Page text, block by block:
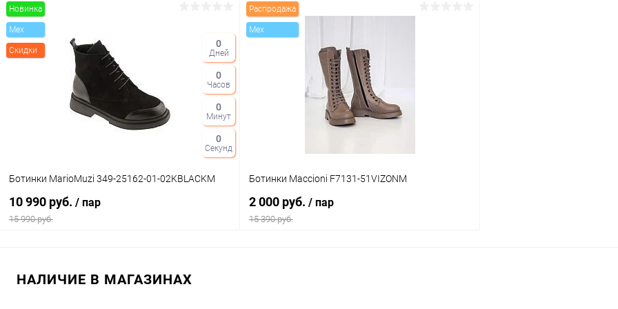
Купить в 1 клик
В избранное
Купить в 1 клик
В избранное
Новинка
Mex
Скидки
0
Дней
0
Часов
0
Минут
0
Секунд
Ботинки MarioMuzi 349-25162-01-02KBLACKM
10 990 руб. / пар
15 990 руб.
Распродажа
Mex
Ботинки Maccioni F7131-51VIZONM
2 000 руб. / пар
15 390 руб.
НАЛИЧИЕ В МАГАЗИНАХ